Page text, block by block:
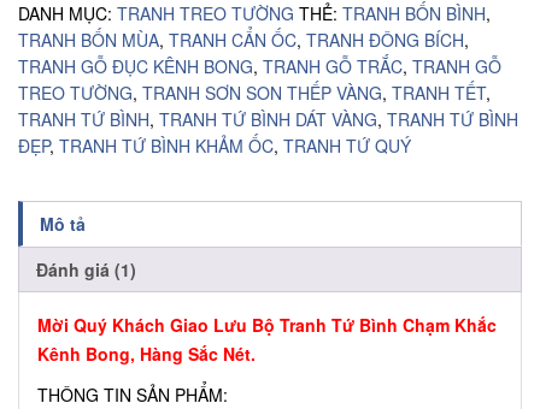
đánh
giá
DANH MỤC: TRANH TREO TƯỜNG THẺ: TRANH BỐN BÌNH,
TRANH BỐN MÙA, TRANH CẨN ỐC, TRANH ĐÔNG BÍCH,
TRANH GỖ ĐỤC KÊNH BONG, TRANH GỖ TRẮC, TRANH GỖ
TREO TƯỜNG, TRANH SƠN SON THẾP VÀNG, TRANH TẾT,
TRANH TỨ BÌNH, TRANH TỨ BÌNH DÁT VÀNG, TRANH TỨ BÌNH
ĐẸP, TRANH TỨ BÌNH KHẢM ỐC, TRANH TỨ QUÝ
Mô tả
Đánh giá (1)
Mời Quý Khách Giao Lưu Bộ Tranh Tứ Bình Chạm Khắc
Kênh Bong, Hàng Sắc Nét.
THÔNG TIN SẢN PHẨM: